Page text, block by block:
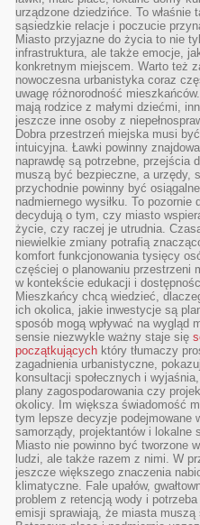
urządzone dziedzińce. To właśnie
sąsiedzkie relacje i poczucie
Miasto przyjazne do życia to nie
infrastruktura, ale także emocje,
konkretnym miejscem. Warto też
nowoczesna urbanistyka coraz
uwagę różnorodność
mają rodzice z małymi dziećmi,
jeszcze inne osoby z
Dobra przestrzeń miejska musi
intuicyjna. Ławki powinny
naprawdę są potrzebne, przejścia
muszą być bezpieczne, a urzędy,
przychodnie powinny być
nadmiernego wysiłku. To pozornie
decydują o tym, czy miasto
życie, czy raczej je utrudnia.
niewielkie zmiany potrafią
komfort funkcjonowania tysięcy
częściej o planowaniu przestrzeni
w kontekście edukacji i
Mieszkańcy chcą wiedzieć,
ich okolica, jakie inwestycje są
sposób mogą wpływać na wygląd
sensie niezwykle ważny staje się
początkujących który tłumaczy
zagadnienia urbanistyczne,
konsultacji społecznych i
plany zagospodarowania czy
okolicy. Im większa świadomość
tym lepsze decyzje podejmowane
samorządy, projektantów i lokalne
Miasto nie powinno być tworzone
ludzi, ale także razem z nimi. W
jeszcze większego znaczenia
klimatyczne. Fale upałów,
problem z retencją wody i
emisji sprawiają, że miasta muszą